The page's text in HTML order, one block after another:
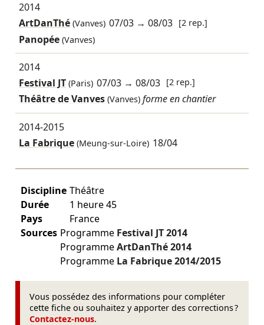
2014
ArtDanThé(Vanves) 07/03 →08/03 [2 rep.]
Panopée (Vanves)
2014
Festival JT(Paris) 07/03 →08/03 [2 rep.]
Théâtre de Vanves (Vanves) forme en chantier
2014-2015
La Fabrique(Meung-sur-Loire) 18/04
Discipline Théâtre
Durée
1 heure 45
Pays
France
Sources Programme Festival JT2014
ProgrammeArtDanThé2014
Programme La Fabrique2014/2015
Vous possédez des informations pour compléter
cette fiche ou souhaitez y apporter des corrections ?
Contactez-nous.